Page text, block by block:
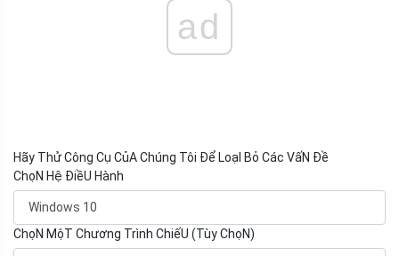
ad
Hãy Thử Công Cụ CủA Chúng Tôi Để LoạI Bỏ Các VấN Đề
ChọN Hệ ĐiềU Hành
ChọN MộT Chương Trình ChiếU (Tùy ChọN)